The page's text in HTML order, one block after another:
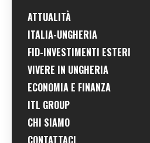
ATTUALITÀ
ITALIA-UNGHERIA
FID-INVESTIMENTI ESTERI
VIVERE IN UNGHERIA
ECONOMIA E FINANZA
ITL GROUP
CHI SIAMO
CONTATTACI